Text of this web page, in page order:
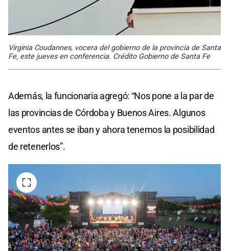
Virginia Coudannes, vocera del gobierno de la provincia de Santa
Fe, este jueves en conferencia. Crédito Gobierno de Santa Fe
Además, la funcionaria agregó: “Nos pone a la par de
las provincias de Córdoba y Buenos Aires. Algunos
eventos antes se iban y ahora tenemos la posibilidad
de retenerlos”.